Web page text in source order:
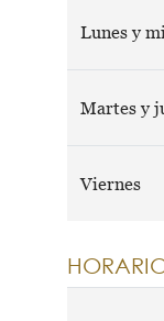
Lunes y
Martes y
Viernes